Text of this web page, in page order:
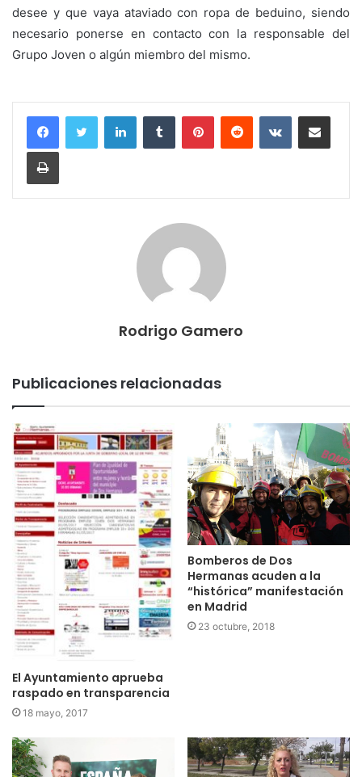
desee y que vaya ataviado con ropa de beduino, siendo
necesario ponerse en contacto con la responsable del
Grupo Joven o algún miembro del mismo.
Rodrigo Gamero
Publicaciones relacionadas
El Ayuntamiento aprueba
raspado en transparencia
18 mayo, 2017
Bomberos de Dos
Hermanas acuden a la
“histórica” manifestación
en Madrid
23 octubre, 2018